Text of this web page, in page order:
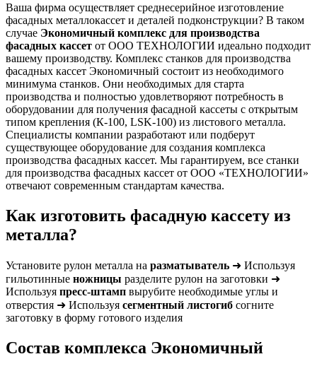
Ваша фирма осуществляет среднесерийное изготовление
фасадных металлокассет и деталей подконструкции? В таком
случае Экономичный комплекс для производства
фасадных кассет от ООО ТЕХНОЛОГИИ идеально подходит
вашему производству. Комплекс станков для производства
фасадных кассет Экономичный состоит из необходимого
минимума станков. Они необходимых для старта
производства и полностью удовлетворяют потребность в
оборудовании для получения фасадной кассеты с открытым
типом крепления (К-100, LSK-100) из листового металла.
Специалисты компании разработают или подберут
существующее оборудование для создания комплекса
производства фасадных кассет. Мы гарантируем, все станки
для производства фасадных кассет от ООО «ТЕХНОЛОГИИ»
отвечают современным стандартам качества.
Как изготовить фасадную кассету из
металла?
Установите рулон металла на разматыватель ➜ Используя
гильотинные ножницы разделите рулон на заготовки ➜
Используя пресс-штамп вырубите необходимые углы и
отверстия ➜ Используя сегментный листогиб согните
заготовку в форму готового изделия
Состав комплекса Экономичный